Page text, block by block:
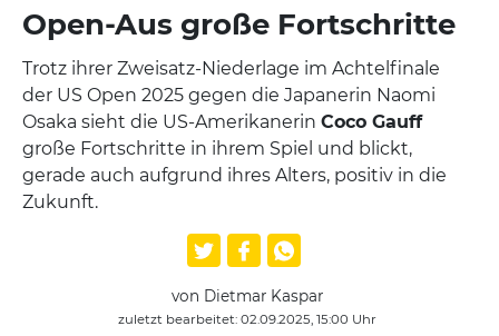
Open-Aus große Fortschritte
Trotz ihrer Zweisatz-Niederlage im Achtelfinale
der US Open 2025 gegen die Japanerin Naomi
Osaka sieht die US-Amerikanerin Coco Gauff
große Fortschritte in ihrem Spiel und blickt,
gerade auch aufgrund ihres Alters, positiv in die
Zukunft.
von Dietmar Kaspar
zuletzt bearbeitet: 02.09.2025, 15:00 Uhr